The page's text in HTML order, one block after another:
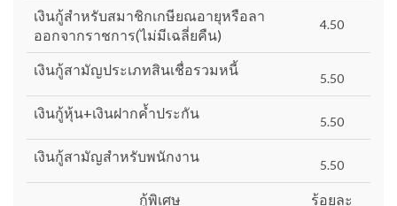
เงินกู้สำหรับสมาชิกเกษียณอายุหรือลา
ออกจากราชการ(ไม่มีเฉลี่ยคืน)
4.50
เงินกู้สามัญประเภทสินเชื่อรวมหนี้
5.50
เงินกู้หุ้น+เงินฝากค้ำประกัน
5.50
เงินกู้สามัญสำหรับพนักงาน
5.50
กู้พิเศษ ร้อยละ